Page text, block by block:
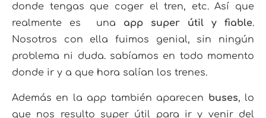
donde tengas que coger el tren, etc. Así que
realmente es una app super útil y fiable.
Nosotros con ella fuimos genial, sin ningún
problema ni duda. sabíamos en todo momento
donde ir y a que hora salían los trenes.
Además en la app también aparecen buses, lo
que nos resulto super útil para ir y venir del